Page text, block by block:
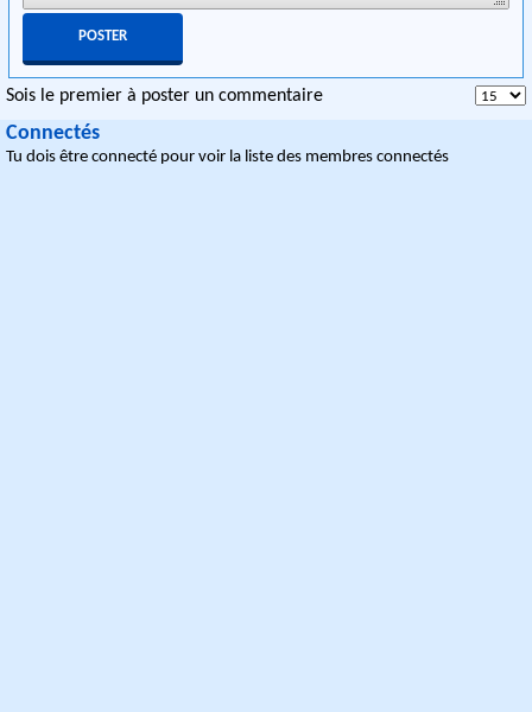
Sois le premier à poster un commentaire
Connectés
Tu dois être connecté pour voir la liste des membres connectés